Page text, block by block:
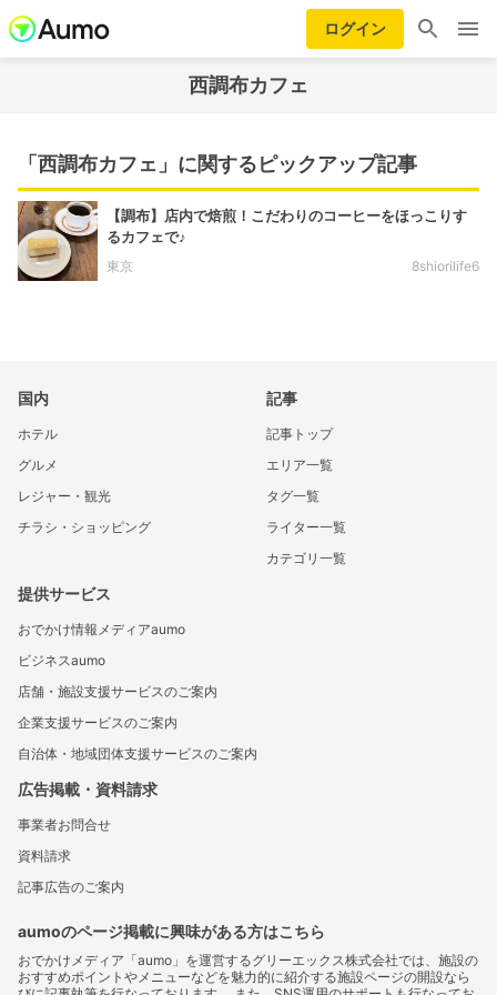
ログイン
西調布カフェ
「西調布カフェ」に関するピックアップ記事
【調布】店内で焙煎！こだわりのコーヒーをほっこりす
るカフェで♪
東京
8shiorilife6
国内
ホテル
グルメ
レジャー・観光
チラシ・ショッピング
記事
記事トップ
エリア一覧
タグ一覧
ライター一覧
カテゴリ一覧
提供サービス
おでかけ情報メディアaumo
ビジネスaumo
店舗・施設支援サービスのご案内
企業支援サービスのご案内
自治体・地域団体支援サービスのご案内
広告掲載・資料請求
事業者お問合せ
資料請求
記事広告のご案内
aumoのページ掲載に興味がある方はこちら
おでかけメディア「aumo」を運営するグリーエックス株式会社では、施設の
おすすめポイントやメニューなどを魅力的に紹介する施設ページの開設なら